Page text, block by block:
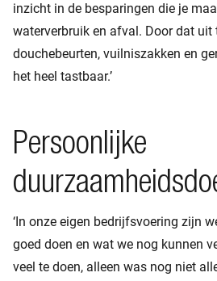
inzicht in de besparingen die je
waterverbruik en afval. Door dat uit
douchebeurten, vuilniszakken en
het heel tastbaar.’
Persoonlijke
‘In onze eigen bedrijfsvoering zijn
goed doen en wat we nog kunnen
veel te doen, alleen was nog niet